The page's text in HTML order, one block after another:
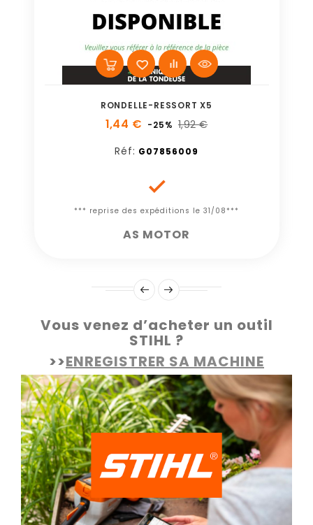
RONDELLE-RESSORT X5
1,44 € -25% 1,92 €
Réf: G07856009

*** reprise des expéditions le 31/08***
AS MOTOR
Vous venez d’acheter un outil
STIHL ?
>>ENREGISTRER SA MACHINE